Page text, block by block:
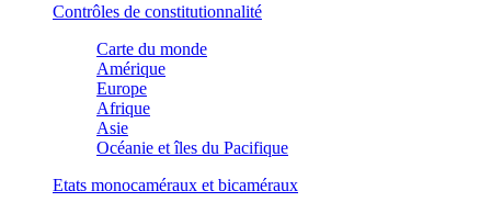
Contrôles de constitutionnalité
Carte du monde
Amérique
Europe
Afrique
Asie
Océanie et îles du Pacifique
Etats monocaméraux et bicaméraux